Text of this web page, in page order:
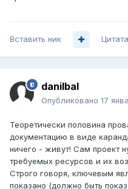
Вставить ник Цитата
danilbal
Опубликовано 17
Теоретически половина
документацию в виде
ничего - живут! Сам проект
требуемых ресурсов и их
Строго говоря, ключевым
показано (должно быть